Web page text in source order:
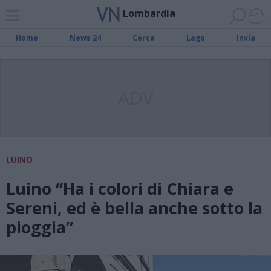
Lombardia
Home News 24 Cerca Lago Invia
LUINO
Luino “Ha i colori di Chiara e
Sereni, ed è bella anche sotto la
pioggia”